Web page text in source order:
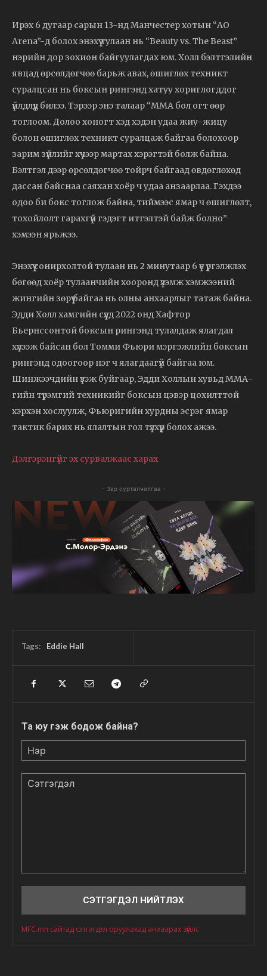
Ирэх 6 дугаар сарын 13-нд Манчестер хотын “AO
Arena”-д болох энэхүү тулаан нь “Beauty vs. The Beast”
нэрийн дор зохион байгуулагдах юм. Холл бэлтгэлийн
явцад өрсөлдөгчөө барьж авах, өшиглөх техникт
суралцсан нь боксын рингэнд хатуу хориглогддог
үйлдлүүд билээ. Тэрээр энэ талаар “ММА бол огт өөр
тоглоом. Долоо хоногт хэд хэдэн удаа жиу-жицу
болон өшиглөх техникт суралцаж байгаа болохоор
зарим зүйлийг хүчээр мартах хэрэгтэй болж байна.
Бэлтгэл дээр өрсөлдөгчөө тойрч байгаад өвдөглөхөд
дассан байснаа саяхан хоёр ч удаа анзаарлаа. Гэхдээ
одоо би бокс тоглож байна, тиймээс ямар ч өшиглөлт,
тохойлолт гарахгүй гэдэгт итгэлтэй байж болно”
хэмээн ярьжээ.
Энэхүү сонирхолтой тулаан нь 2 минутаар 6 үе үргэлжлэх
бөгөөд хоёр тулаанчийн хооронд үлэмж хэмжээний
жингийн зөрүү байгаа нь олны анхаарлыг татаж байна.
Эдди Холл хамгийн сүүлд 2022 онд Хафтор
Бьернссонтой боксын рингэнд тулалдаж ялагдал
хүлээж байсан бол Томми Фьюри мэргэжлийн боксын
рингэнд одоогоор нэг ч ялагдаагүй байгаа юм.
Шинжээчдийн үзэж буйгаар, Эдди Холлын хувьд ММА-
гийн түрэмгий техникийг боксын цэвэр цохилттой
хэрхэн хослуулж, Фьюригийн хурдны эсрэг ямар
тактик барих нь ялалтын гол түлхүүр болох ажээ.
Дэлгэрэнгүйг эх сурвалжаас харах
- Зар сурталчилгаа -
Tags: Eddie Hall
Та юу гэж бодож байна?
MFC.mn сайтад сэтгэгдэл оруулахад анхаарах зүйлс